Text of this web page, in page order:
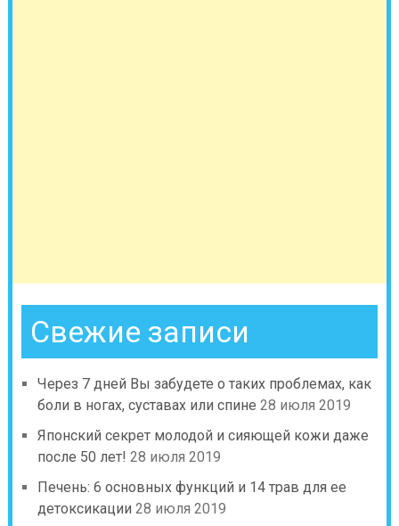
Свежие записи
Через 7 дней Вы забудете о таких проблемах, как
боли в ногах, суставах или спине 28 июля 2019
Японский секрет молодой и сияющей кожи даже
после 50 лет! 28 июля 2019
Печень: 6 основных функций и 14 трав для ее
детоксикации 28 июля 2019